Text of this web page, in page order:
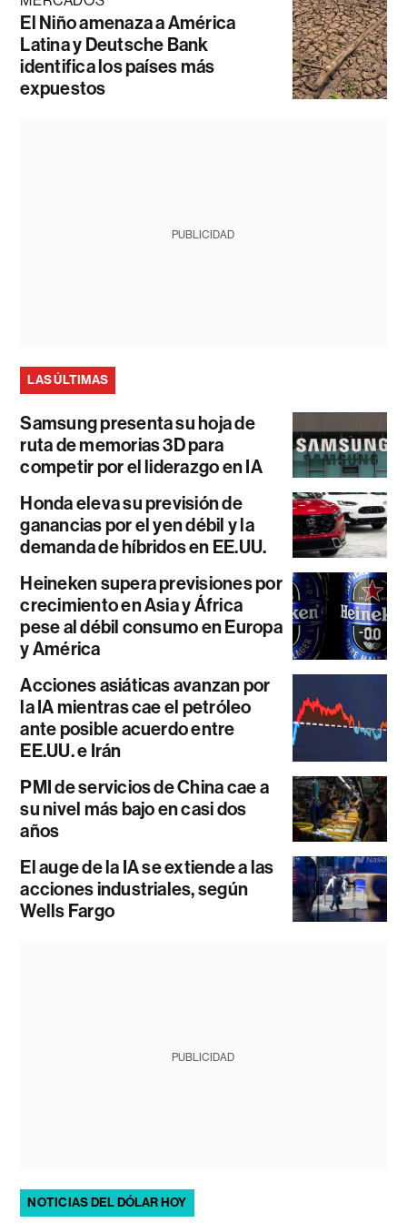
El Niño amenaza a América
Latina y Deutsche Bank
identifica los países más
expuestos
PUBLICIDAD
LAS ÚLTIMAS
Samsung presenta su hoja de
ruta de memorias 3D para
competir por el liderazgo en IA
Honda eleva su previsión de
ganancias por el yen débil y la
demanda de híbridos en EE.UU.
Heineken supera previsiones por
crecimiento en Asia y África
pese al débil consumo en Europa
y América
Acciones asiáticas avanzan por
la IA mientras cae el petróleo
ante posible acuerdo entre
EE.UU. e Irán
PMI de servicios de China cae a
su nivel más bajo en casi dos
años
El auge de la IA se extiende a las
acciones industriales, según
Wells Fargo
PUBLICIDAD
NOTICIAS DEL DÓLAR HOY